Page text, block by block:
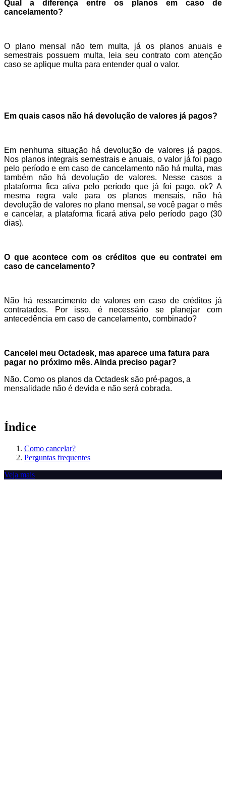
Qual a diferença entre os planos em caso de
cancelamento?
O plano mensal não tem multa, já os planos anuais e
semestrais possuem multa, leia seu contrato com atenção
caso se aplique multa para entender qual o valor.
Em quais casos não há devolução de valores já pagos?
Em nenhuma situação há devolução de valores já pagos.
Nos planos integrais semestrais e anuais, o valor já foi pago
pelo período e em caso de cancelamento não há multa, mas
também não há devolução de valores. Nesse casos a
plataforma fica ativa pelo período que já foi pago, ok? A
mesma regra vale para os planos mensais, não há
devolução de valores no plano mensal, se você pagar o mês
e cancelar, a plataforma ficará ativa pelo período pago (30
dias).
O que acontece com os créditos que eu contratei em
caso de cancelamento?
Não há ressarcimento de valores em caso de créditos já
contratados. Por isso, é necessário se planejar com
antecedência em caso de cancelamento, combinado?
Cancelei meu Octadesk, mas aparece uma fatura para
pagar no próximo mês. Ainda preciso pagar?
Não. Como os planos da Octadesk são pré-pagos, a
mensalidade não é devida e não será cobrada.
Índice
Como cancelar?
Perguntas frequentes
Veja mais